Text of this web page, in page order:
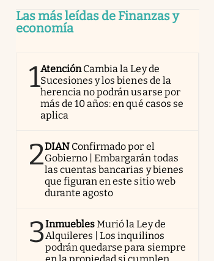
Las más leídas de Finanzas y
economía
1AtenciónCambia la Ley de
Sucesiones y los bienes de la
herencia no podrán usarse por
más de 10 años: en qué casos se
aplica
2DIAN Confirmado por el
Gobierno | Embargarán todas
las cuentas bancarias y bienes
que figuran en este sitio web
durante agosto
3InmueblesMurió la Ley de
Alquileres | Los inquilinos
podrán quedarse para siempre